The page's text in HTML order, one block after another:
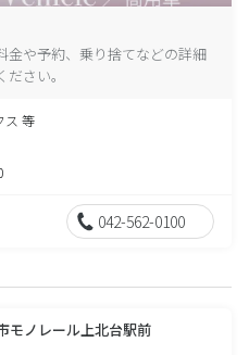
金や予約、乗り捨てなどの詳細
さい。
ス 等
042-562-0100
モノレール上北台駅前